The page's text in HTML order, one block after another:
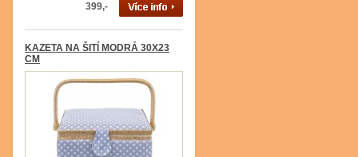
399,-
KAZETA NA ŠITÍ MODRÁ 30X23
CM